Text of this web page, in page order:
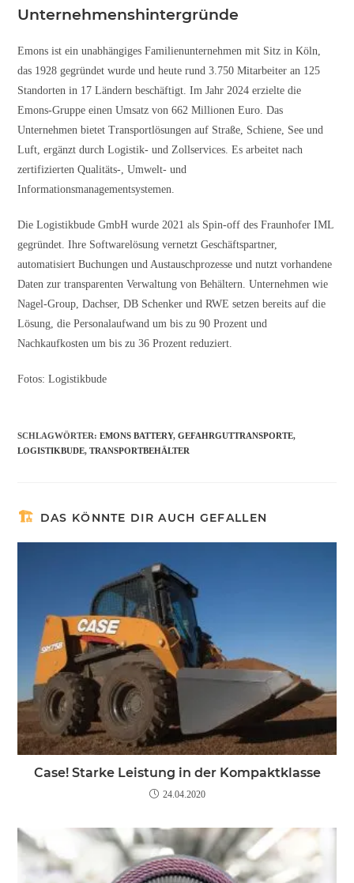
Unternehmenshintergründe
Emons ist ein unabhängiges Familienunternehmen mit Sitz in Köln,
das 1928 gegründet wurde und heute rund 3.750 Mitarbeiter an 125
Standorten in 17 Ländern beschäftigt. Im Jahr 2024 erzielte die
Emons-Gruppe einen Umsatz von 662 Millionen Euro. Das
Unternehmen bietet Transportlösungen auf Straße, Schiene, See und
Luft, ergänzt durch Logistik- und Zollservices. Es arbeitet nach
zertifizierten Qualitäts-, Umwelt- und
Informationsmanagementsystemen.
Die Logistikbude GmbH wurde 2021 als Spin-off des Fraunhofer IML
gegründet. Ihre Softwarelösung vernetzt Geschäftspartner,
automatisiert Buchungen und Austauschprozesse und nutzt vorhandene
Daten zur transparenten Verwaltung von Behältern. Unternehmen wie
Nagel-Group, Dachser, DB Schenker und RWE setzen bereits auf die
Lösung, die Personalaufwand um bis zu 90 Prozent und
Nachkaufkosten um bis zu 36 Prozent reduziert.
Fotos: Logistikbude
SCHLAGWÖRTER:EMONS BATTERY, GEFAHRGUTTRANSPORTE,
LOGISTIKBUDE, TRANSPORTBEHÄLTER
DAS KÖNNTE DIR AUCH GEFALLEN
Case! Starke Leistung in der Kompaktklasse
24.04.2020